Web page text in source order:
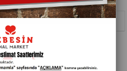
Filtreleme